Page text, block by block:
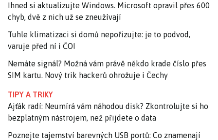
Ihned si aktualizujte Windows. Microsoft opravil přes 600
chyb, dvě z nich už se zneužívají
Tuhle klimatizaci si domů nepořizujte: je to podvod,
varuje před ní i ČOI
Nemáte signál? Možná vám právě někdo krade číslo přes
SIM kartu. Nový trik hackerů ohrožuje i Čechy
TIPY A TRIKY
Ajťák radí: Neumírá vám náhodou disk? Zkontrolujte si ho
bezplatným nástrojem, než přijdete o data
Poznejte tajemství barevných USB portů: Co znamenají